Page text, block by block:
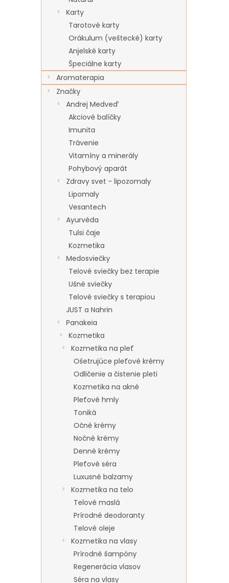
Karty
Tarotové karty
Orákulum (veštecké) karty
Anjelské karty
Špeciálne karty
Aromaterapia
Značky
Andrej Medveď
Akciové balíčky
Imunita
Trávenie
Vitamíny a minerály
Pohybový aparát
Zdravy svet - lipozomaly
Lipomaly
Vesantech
Ayurvéda
Tulsi čaje
Kozmetika
Medosviečky
Telové sviečky bez terapie
Ušné sviečky
Telové sviečky s terapiou
JUST a Nahrin
Panakeia
Kozmetika
Kozmetika na pleť
Ošetrujúce pleťové krémy
Odličenie a čistenie pleti
Kozmetika na akné
Pleťové hmly
Toniká
Očné krémy
Nočné krémy
Denné krémy
Pleťové séra
Luxusné balzamy
Kozmetika na telo
Telové maslá
Prírodné deodoranty
Telové oleje
Kozmetika na vlasy
Prírodné šampóny
Regenerácia vlasov
Séra na vlasy